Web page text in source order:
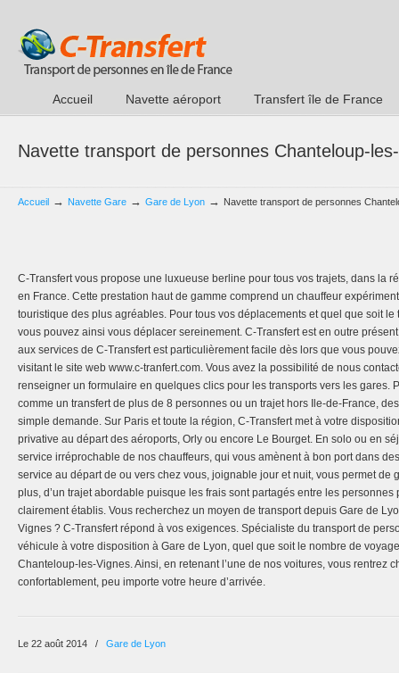
Accueil Navette aéroport Transfert île de France
Navette transport de personnes Chanteloup-
Accueil → Navette Gare → Gare de Lyon → Navette transport de personnes
C-Transfert vous propose une luxueuse berline pour tous vos trajets, dans la
en France. Cette prestation haut de gamme comprend un chauffeur
touristique des plus agréables. Pour tous vos déplacements et quel que soit
vous pouvez ainsi vous déplacer sereinement. C-Transfert est en outre
aux services de C-Transfert est particulièrement facile dès lors que vous
visitant le site web www.c-tranfert.com. Vous avez la possibilité de nous
renseigner un formulaire en quelques clics pour les transports vers les gares.
comme un transfert de plus de 8 personnes ou un trajet hors Ile-de-France,
simple demande. Sur Paris et toute la région, C-Transfert met à votre
privative au départ des aéroports, Orly ou encore Le Bourget. En solo ou en
service irréprochable de nos chauffeurs, qui vous amènent à bon port dans
service au départ de ou vers chez vous, joignable jour et nuit, vous permet de
plus, d’un trajet abordable puisque les frais sont partagés entre les personnes
clairement établis. Vous recherchez un moyen de transport depuis Gare de
Vignes ? C-Transfert répond à vos exigences. Spécialiste du transport de
véhicule à votre disposition à Gare de Lyon, quel que soit le nombre de
Chanteloup-les-Vignes. Ainsi, en retenant l’une de nos voitures, vous rentrez
confortablement, peu importe votre heure d’arrivée.
Le 22 août 2014 / Gare de Lyon